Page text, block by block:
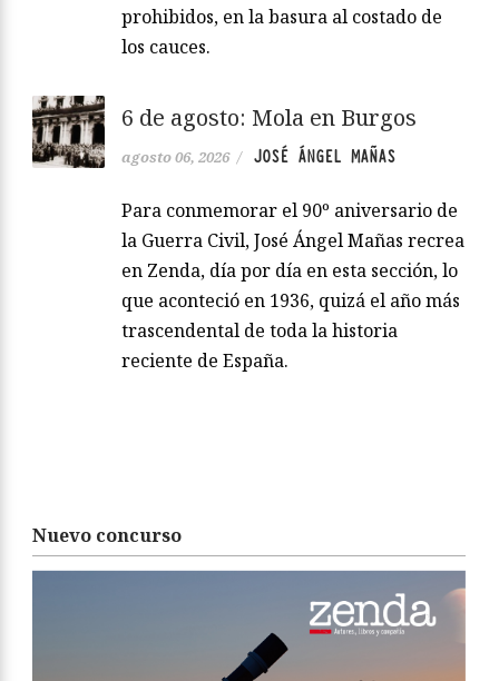
prohibidos, en la basura al costado de
los cauces.
6 de agosto: Mola en Burgos
agosto 06, 2026 / JOSÉ ÁNGEL MAÑAS
Para conmemorar el 90º aniversario de
la Guerra Civil, José Ángel Mañas recrea
en Zenda, día por día en esta sección, lo
que aconteció en 1936, quizá el año más
trascendental de toda la historia
reciente de España.
Nuevo concurso